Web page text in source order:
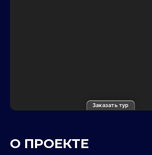
Заказать тур
О ПРОЕКТЕ